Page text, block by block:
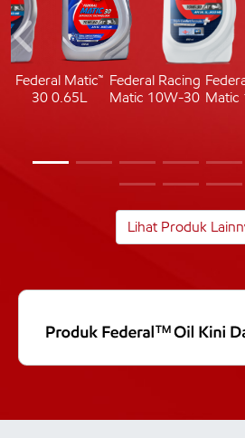
Federal Matic™
30 0.65L
Federal Racing
Matic 10W-30 Matic
Lihat Produk